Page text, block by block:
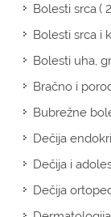
Bolesti srca(
Bolesti srca i
Bolesti uha,
Bračno i
Bubrežne
Dečija
Dečija i
Dečija